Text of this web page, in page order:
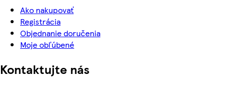
Ako nakupovať
Registrácia
Objednanie doručenia
Moje obľúbené
Kontaktujte nás